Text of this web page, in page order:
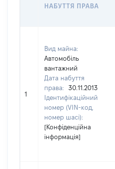
НАБУТТЯ ПРАВА
1
Вид майна:
Автомобіль
вантажний
Дата набуття
права:
30.11.2013
Ідентифікаційний
номер (VIN-код,
номер шасі):
[Конфіденційна
інформація]